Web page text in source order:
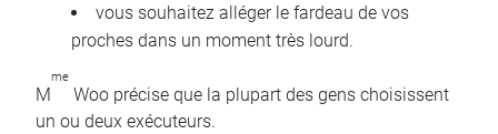
vous souhaitez alléger le fardeau de vos
proches dans un moment très lourd.
M
me
Woo précise que la plupart des gens choisissent
un ou deux exécuteurs.